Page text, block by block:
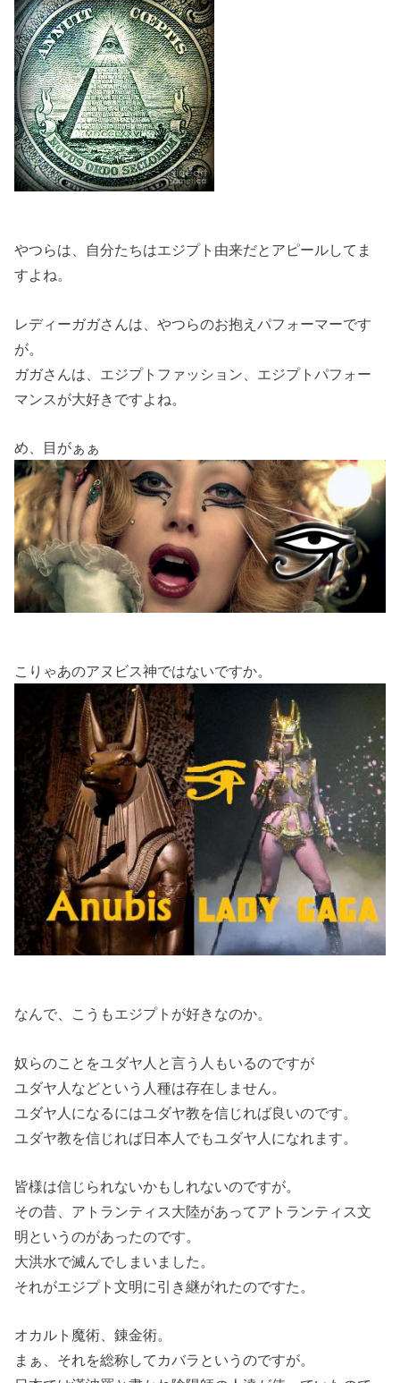
やつらは、自分たちはエジプト由来だとアピールしてま
すよね。
レディーガガさんは、やつらのお抱えパフォーマーです
が。
ガガさんは、エジプトファッション、エジプトパフォー
マンスが大好きですよね。
め、目がぁぁ
こりゃあのアヌビス神ではないですか。
なんで、こうもエジプトが好きなのか。
奴らのことをユダヤ人と言う人もいるのですが
ユダヤ人などという人種は存在しません。
ユダヤ人になるにはユダヤ教を信じれば良いのです。
ユダヤ教を信じれば日本人でもユダヤ人になれます。
皆様は信じられないかもしれないのですが。
その昔、アトランティス大陸があってアトランティス文
明というのがあったのです。
大洪水で滅んでしまいました。
それがエジプト文明に引き継がれたのですた。
オカルト魔術、錬金術。
まぁ、それを総称してカバラというのですが。